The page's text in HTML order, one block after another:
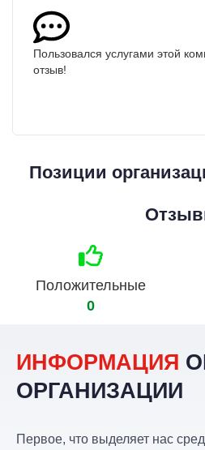
Пользовался услугами этой
отзыв!
Позиции
Положительные
0
ИНФОРМАЦИЯ
ОРГАНИЗАЦИИ
Первое, что выделяет нас